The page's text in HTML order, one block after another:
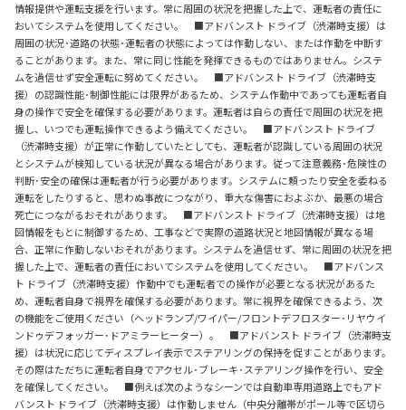
情報提供や運転支援を行います。常に周囲の状況を把握した上で、運転者の責任に
おいてシステムを使用してください。 ■アドバンスト ドライブ（渋滞時支援）は
周囲の状況･道路の状態･運転者の状態によっては作動しない、または作動を中断す
ることがあります。また、常に同じ性能を発揮できるものではありません。システ
ムを過信せず安全運転に努めてください。 ■アドバンスト ドライブ（渋滞時支
援）の認識性能･制御性能には限界があるため、システム作動中であっても運転者自
身の操作で安全を確保する必要があります。運転者は自らの責任で周囲の状況を把
握し、いつでも運転操作できるよう備えてください。 ■アドバンスト ドライブ
（渋滞時支援）が正常に作動していたとしても、運転者が認識している周囲の状況
とシステムが検知している状況が異なる場合があります。従って注意義務･危険性の
判断･安全の確保は運転者が行う必要があります。システムに頼ったり安全を委ねる
運転をしたりすると、思わぬ事故につながり、重大な傷害におよぶか、最悪の場合
死亡につながるおそれがあります。 ■アドバンスト ドライブ（渋滞時支援）は地
図情報をもとに制御するため、工事などで実際の道路状況と地図情報が異なる場
合、正常に作動しないおそれがあります。システムを過信せず、常に周囲の状況を把
握した上で、運転者の責任においてシステムを使用してください。 ■アドバンス
ト ドライブ（渋滞時支援）作動中でも運転者での操作が必要となる状況があるた
め、運転者自身で視界を確保する必要があります。常に視界を確保できるよう、次
の機能をご使用ください（ヘッドランプ/ワイパー/フロントデフロスター･リヤウイ
ンドゥデフォッガー･ドアミラーヒーター）。 ■アドバンスト ドライブ（渋滞時支
援）は状況に応じてディスプレイ表示でステアリングの保持を促すことがあります。
その際はただちに運転者自身でアクセル･ブレーキ･ステアリング操作を行い、安全
を確保してください。 ■例えば次のようなシーンでは自動車専用道路上でもアド
バンスト ドライブ（渋滞時支援）は作動しません（中央分離帯がポール等で区切ら